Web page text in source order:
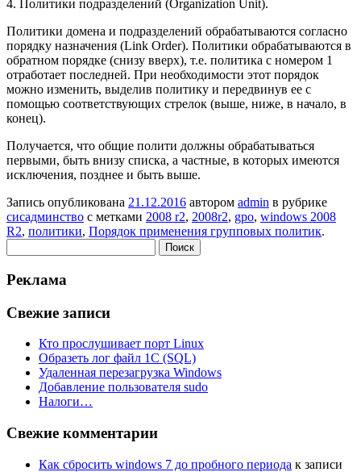
4. Политики подразделений (Organization Unit).
Политики домена и подразделений обрабатываются согласно
порядку назначения (Link Order). Политики обрабатываются в
обратном порядке (снизу вверх), т.е. политика с номером 1
отработает последней. При необходимости этот порядок
можно изменить, выделив политику и передвинув ее с
помощью соответствующих стрелок (выше, ниже, в начало, в
конец).
Получается, что общие полити должны обрабатываться
первыми, быть внизу списка, а частные, в которых имеются
исключения, позднее и быть выше.
Запись опубликована 21.12.2016 автором admin в рубрике
сисадминство с метками 2008 r2, 2008r2, gpo, windows 2008
R2, политики, Порядок применения групповых политик.
Реклама
Свежие записи
Кто прослушивает порт Linux
Образеть лог файл 1С (SQL)
Удаленная перезагрузка Windows
Добавление пользователя sudo
Налоги…
Свежие комментарии
Как сбросить windows 7 до пробного периода к записи